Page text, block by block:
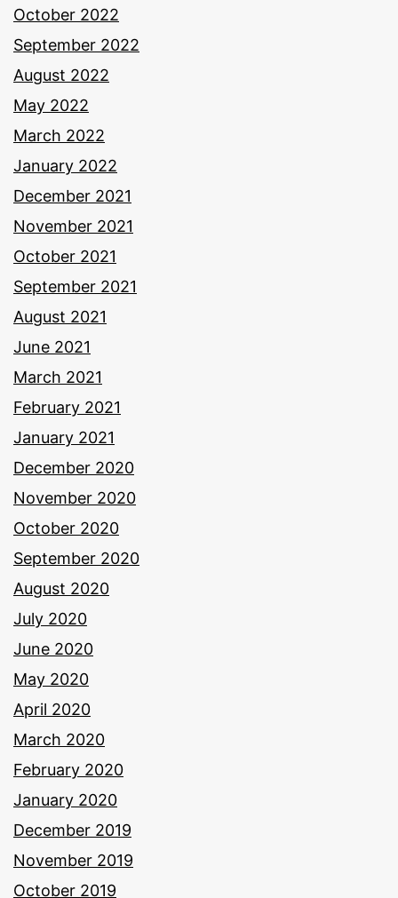
October 2022
September 2022
August 2022
May 2022
March 2022
January 2022
December 2021
November 2021
October 2021
September 2021
August 2021
June 2021
March 2021
February 2021
January 2021
December 2020
November 2020
October 2020
September 2020
August 2020
July 2020
June 2020
May 2020
April 2020
March 2020
February 2020
January 2020
December 2019
November 2019
October 2019